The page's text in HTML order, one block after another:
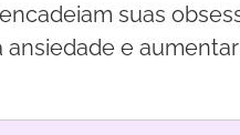
suas
e